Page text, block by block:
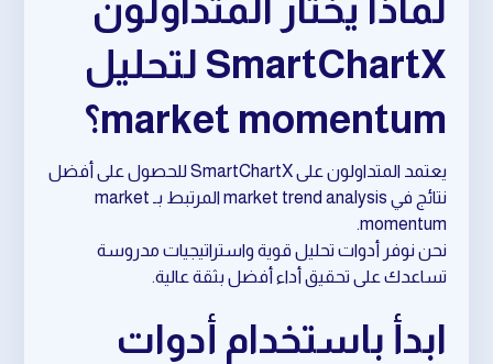
لماذا يختار المتداولون
SmartChartX لتحليل
market momentum؟
يعتمد المتداولون على SmartChartX للحصول على أفضل
نتائج في market trend analysis المرتبط بـ market
momentum.
نحن نوفر أدوات تحليل قوية واستراتيجيات مدروسة
تساعدك على تحقيق أداء أفضل بثقة عالية.
ابدأ باستخدام أدوات